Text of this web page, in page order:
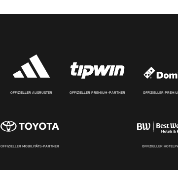
OFFIZIELLER AUSRÜSTER OFFIZIELLER PREMIUM-PARTNER OFFIZIELLER
OFFIZIELLER MOBILITÄTS-PARTNER OFFIZIELLER